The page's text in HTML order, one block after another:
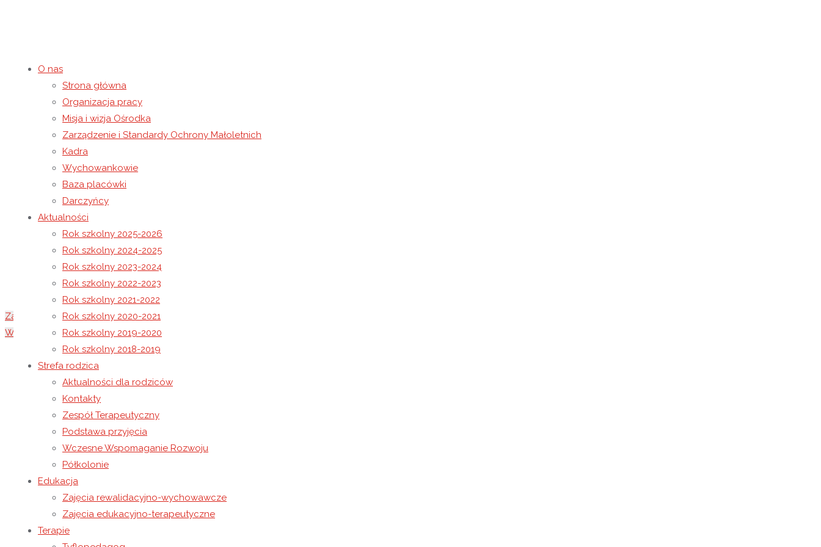
O nas
Strona główna
Organizacja pracy
Misja i wizja Ośrodka
Zarządzenie i Standardy Ochrony Małoletnich
Kadra
Wychowankowie
Baza placówki
Darczyńcy
Aktualności
Rok szkolny 2025-2026
Rok szkolny 2024-2025
Rok szkolny 2023-2024
Rok szkolny 2022-2023
Rok szkolny 2021-2022
Rok szkolny 2020-2021
Rok szkolny 2019-2020
Rok szkolny 2018-2019
Strefa rodzica
Aktualności dla rodziców
Kontakty
Zespół Terapeutyczny
Podstawa przyjęcia
Wczesne Wspomaganie Rozwoju
Półkolonie
Edukacja
Zajęcia rewalidacyjno-wychowawcze
Zajęcia edukacyjno-terapeutyczne
Terapie
XVI Rodzinny Piknik Integracyjny Osób Niepełnosprawnych – Łańcut 2017
27 czerwca 20177 maja 2021
Strona główna Rok szkolny 2016-2017
Zakończenie roku szkolnego 2016/2017
Wycieczka do Bóbrki, Dukli, Jaślisk
27 czerwca 20177 maja 2021
Uroczystość rozpoczęła się Mszą Świętą w Kościele Farnym w Łańcucie, a przewodniczył jej ksiądz Biskup Stanisław Jamrozek. W swojej homilii w sposób szczególny, zwrócił uwagę
na osoby niepełnosprawne, które są wśród nas i bardzo często potrzebują naszej pomocy. Mówił o tym, aby uświadomić sobie ich ważność i przede wszystkim uczyć się od nich
dobroci i życzliwości płynącej z serca –
Bezpośrednio po Mszy Świętej uczestnicy pikniku udali się na plac przed Miejskim Ośrodkiem Sportu i Rekreacji w Łańcucie.